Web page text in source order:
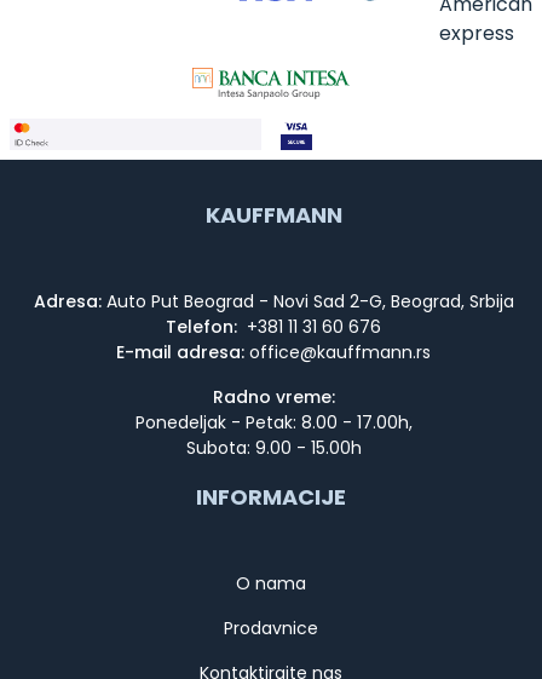
KAUFFMANN
Adresa:Auto Put Beograd - Novi Sad 2-G, Beograd, Srbija
Telefon: +381 11 31 60 676
E-mail adresa:
Radno vreme:
Ponedeljak - Petak: 8.00 - 17.00h,
Subota: 9.00 - 15.00h
INFORMACIJE
O nama
Prodavnice
Kontaktirajte nas